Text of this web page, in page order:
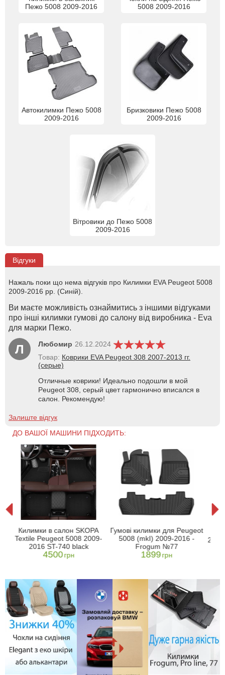
Пежо 5008 2009-2016
5008 2009-2016
Автокилимки Пежо 5008
2009-2016
Бризковики Пежо 5008
2009-2016
Вітровики до Пежо 5008
2009-2016
Відгуки
Нажаль поки що нема відгуків про Килимки EVA Peugeot 5008
2009-2016 рр. (Синій).
Ви маєте можливість ознаймитись з іншими відгуками
про інші килимки гумові до салону від виробника - Eva
для марки Пежо.
Л Любомир 26.12.2024
Товар: Коврики EVA Peugeot 308 2007-2013 гг.
(серые)
Отличные коврики! Идеально подошли в мой
Peugeot 308, серый цвет гармонично вписался в
салон. Рекомендую!
Залиште відгук
ДО ВАШОЇ МАШИНИ ПІДХОДИТЬ:
Килимки в салон SKOPA
Textile Peugeot 5008 2009-
2016 ST-740 black
4500грн
Гумові килимки для Peugeot
5008 (mkI) 2009-2016 -
Frogum №77
1899грн